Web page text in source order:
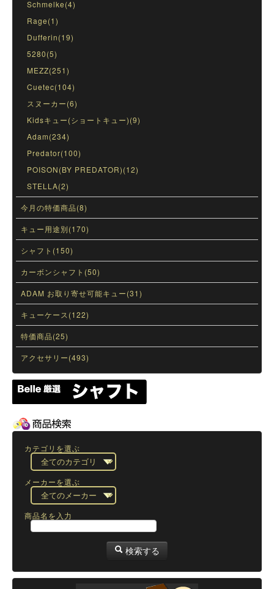
Schmelke(4)
Rage(1)
Dufferin(19)
5280(5)
MEZZ(251)
Cuetec(104)
スヌーカー(6)
Kidsキュー(ショートキュー)(9)
Adam(234)
Predator(100)
POISON(BY PREDATOR)(12)
STELLA(2)
今月の特価商品(8)
キュー用途別(170)
シャフト(150)
カーボンシャフト(50)
ADAM お取り寄せ可能キュー(31)
キューケース(122)
特価商品(25)
アクセサリー(493)
カテゴリを選ぶ
メーカーを選ぶ
商品名を入力
検索する